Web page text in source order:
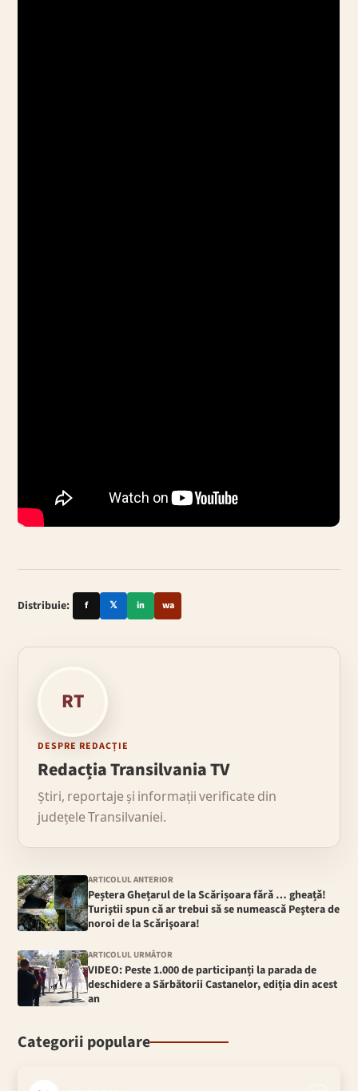
Distribuie: f 𝕏 in wa
RT
DESPRE REDACȚIE
Redacția Transilvania TV
Știri, reportaje și informații verificate din
județele Transilvaniei.
ARTICOLUL ANTERIOR
Peștera Ghețarul de la Scărișoara fǎrǎ … gheațǎ!
Turiştii spun cǎ ar trebui sǎ se numeascǎ Peştera de
noroi de la Scǎrişoara!
ARTICOLUL URMĂTOR
VIDEO: Peste 1.000 de participanți la parada de
deschidere a Sărbătorii Castanelor, ediția din acest
an
Categorii populare